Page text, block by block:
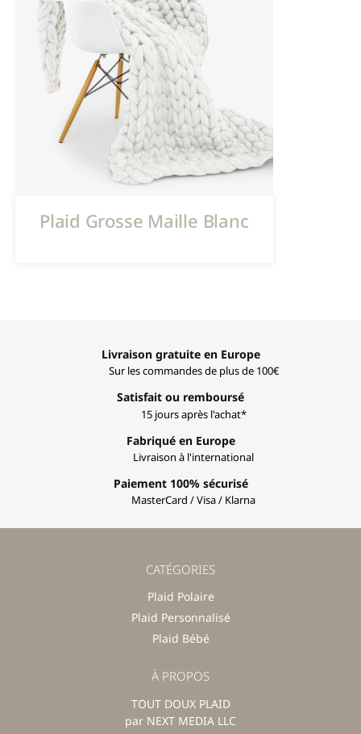
Plaid Grosse Maille Blanc
Livraison gratuite en Europe
Sur les commandes de plus de 100€
Satisfait ou remboursé
15 jours après l'achat*
Fabriqué en Europe
Livraison à l'international
Paiement 100% sécurisé
MasterCard / Visa / Klarna
CATÉGORIES
Plaid Polaire
Plaid Personnalisé
Plaid Bébé
À PROPOS
TOUT DOUX PLAID
par NEXT MEDIA LLC